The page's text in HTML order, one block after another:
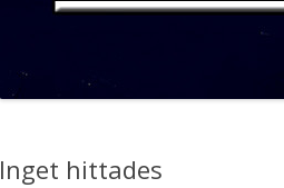
Inget hittades